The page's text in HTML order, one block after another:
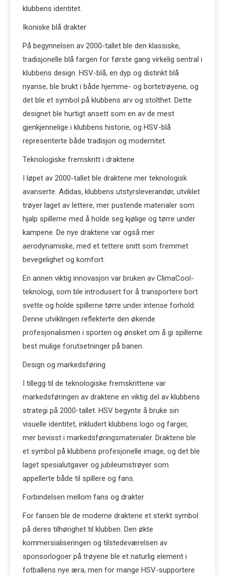
klubbens identitet.
Ikoniske blå drakter
På begynnelsen av 2000-tallet ble den klassiske,
tradisjonelle blå fargen for første gang virkelig sentral i
klubbens design. HSV-blå, en dyp og distinkt blå
nyanse, ble brukt i både hjemme- og bortetrøyene, og
det ble et symbol på klubbens arv og stolthet. Dette
designet ble hurtigt ansett som en av de mest
gjenkjennelige i klubbens historie, og HSV-blå
representerte både tradisjon og modernitet.
Teknologiske fremskritt i draktene
I løpet av 2000-tallet ble draktene mer teknologisk
avanserte. Adidas, klubbens utstyrsleverandør, utviklet
trøyer laget av lettere, mer pustende materialer som
hjalp spillerne med å holde seg kjølige og tørre under
kampene. De nye draktene var også mer
aerodynamiske, med et tettere snitt som fremmet
bevegelighet og komfort.
En annen viktig innovasjon var bruken av ClimaCool-
teknologi, som ble introdusert for å transportere bort
svette og holde spillerne tørre under intense forhold.
Denne utviklingen reflekterte den økende
profesjonalismen i sporten og ønsket om å gi spillerne
best mulige forutsetninger på banen.
Design og markedsføring
I tillegg til de teknologiske fremskrittene var
markedsføringen av draktene en viktig del av klubbens
strategi på 2000-tallet. HSV begynte å bruke sin
visuelle identitet, inkludert klubbens logo og farger,
mer bevisst i markedsføringsmaterialer. Draktene ble
et symbol på klubbens profesjonelle image, og det ble
laget spesialutgaver og jubileumstrøyer som
appellerte både til spillere og fans.
Forbindelsen mellom fans og drakter
For fansen ble de moderne draktene et sterkt symbol
på deres tilhørighet til klubben. Den økte
kommersialiseringen og tilstedeværelsen av
sponsorlogoer på trøyene ble et naturlig element i
fotballens nye æra, men for mange HSV-supportere